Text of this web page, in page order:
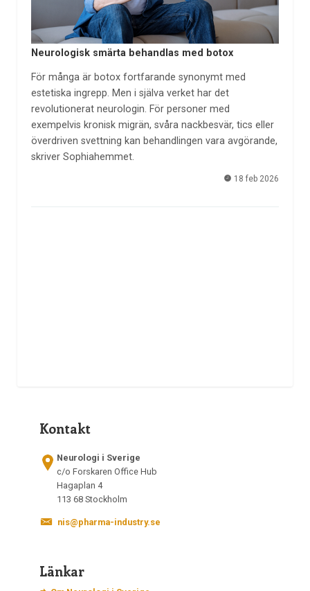
Neurologisk smärta behandlas med botox
För många är botox fortfarande synonymt med
estetiska ingrepp. Men i själva verket har det
revolutionerat neurologin. För personer med
exempelvis kronisk migrän, svåra nackbesvär, tics eller
överdriven svettning kan behandlingen vara avgörande,
skriver Sophiahemmet.
18 feb 2026
Kontakt
Neurologi i Sverige
c/o Forskaren Office Hub
Hagaplan 4
113 68 Stockholm
nis@pharma-industry.se
Länkar